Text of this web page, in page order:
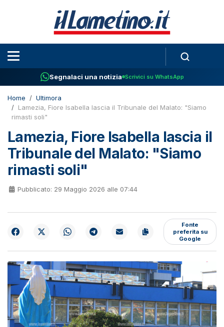
Segnalaci una notizia Scrivici su WhatsApp
Home
Ultimora
Lamezia, Fiore Isabella lascia il Tribunale del Malato: "Siamo
rimasti soli"
Lamezia, Fiore Isabella lascia il
Tribunale del Malato: "Siamo
rimasti soli"
Pubblicato: 29 Maggio 2026 alle 07:44
Fonte
preferita su
Google